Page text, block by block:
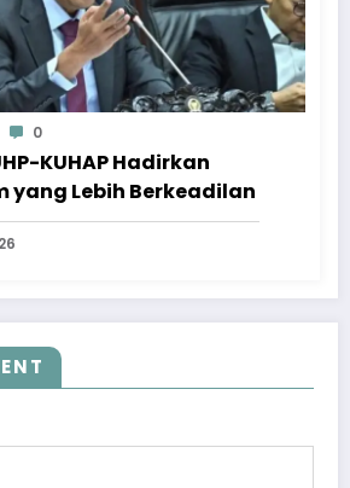
0
KUHAP Hadirkan
yang Lebih Berkeadilan